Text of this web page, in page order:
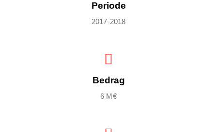
Periode
2017-2018
Bedrag
6 M€